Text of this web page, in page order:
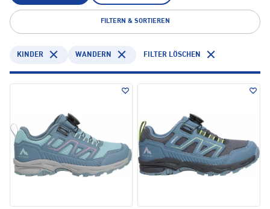
FILTERN & SORTIEREN
KINDER WANDERN FILTER LÖSCHEN